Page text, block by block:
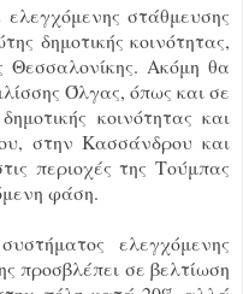
στάθμευσης
δημοτικής κοινότητας,
Θεσσαλονίκης. Ακόμη θα
Όλγας, όπως και σε
κοινότητας και
στην Κασσάνδρου και
περιοχές της Τούμπας
φάση.
ελεγχόμενης
προσβλέπει σε βελτίωση